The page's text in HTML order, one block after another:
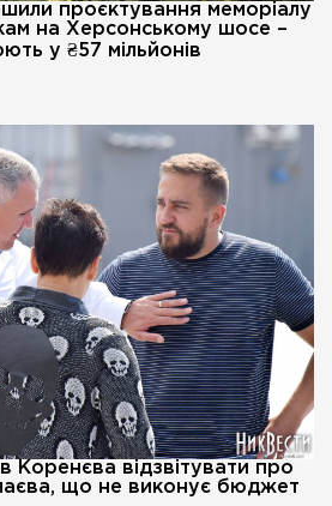
проєктування меморіалу
на Херсонському шосе –
у ₴57 мільйонів
Коренєва відзвітувати про
що не виконує бюджет